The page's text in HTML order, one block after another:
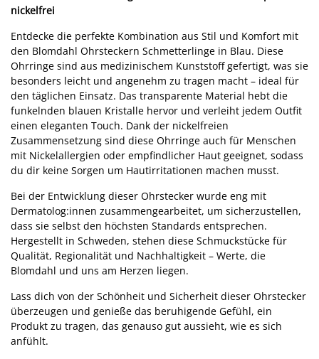
nickelfrei
Entdecke die perfekte Kombination aus Stil und Komfort mit
den Blomdahl Ohrsteckern Schmetterlinge in Blau. Diese
Ohrringe sind aus medizinischem Kunststoff gefertigt, was sie
besonders leicht und angenehm zu tragen macht – ideal für
den täglichen Einsatz. Das transparente Material hebt die
funkelnden blauen Kristalle hervor und verleiht jedem Outfit
einen eleganten Touch. Dank der nickelfreien
Zusammensetzung sind diese Ohrringe auch für Menschen
mit Nickelallergien oder empfindlicher Haut geeignet, sodass
du dir keine Sorgen um Hautirritationen machen musst.
Bei der Entwicklung dieser Ohrstecker wurde eng mit
Dermatolog:innen zusammengearbeitet, um sicherzustellen,
dass sie selbst den höchsten Standards entsprechen.
Hergestellt in Schweden, stehen diese Schmuckstücke für
Qualität, Regionalität und Nachhaltigkeit – Werte, die
Blomdahl und uns am Herzen liegen.
Lass dich von der Schönheit und Sicherheit dieser Ohrstecker
überzeugen und genieße das beruhigende Gefühl, ein
Produkt zu tragen, das genauso gut aussieht, wie es sich
anfühlt.